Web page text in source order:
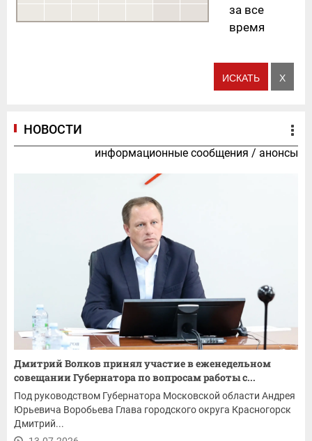
за все
время
НОВОСТИ
информационные сообщения / анонсы
Дмитрий Волков принял участие в еженедельном
совещании Губернатора по вопросам работы с...
Под руководством Губернатора Московской области Андрея
Юрьевича Воробьева Глава городского округа Красногорск
Дмитрий...